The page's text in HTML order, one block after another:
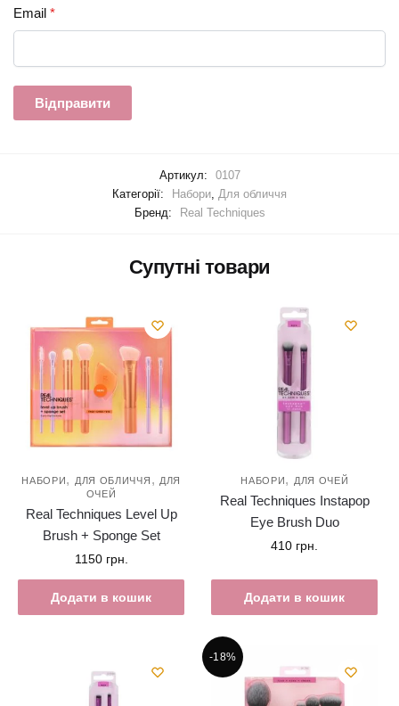
Email *
Артикул:
0107
Категорії:
Набори Для обличчя
Бренд:
Real Techniques
Супутні товари
НАБОРИ, ДЛЯ ОБЛИЧЧЯ , ДЛЯ
ОЧЕЙ
Real Techniques Level Up
Brush + Sponge Set
1150 грн.
Додати в кошик
НАБОРИ, ДЛЯ ОЧЕЙ
Real Techniques Instapop
Eye Brush Duo
410 грн.
Додати в кошик
-18%